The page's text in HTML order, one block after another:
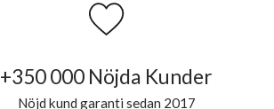
+350 000 Nöjda Kunder
Nöjd kund garanti sedan 2017